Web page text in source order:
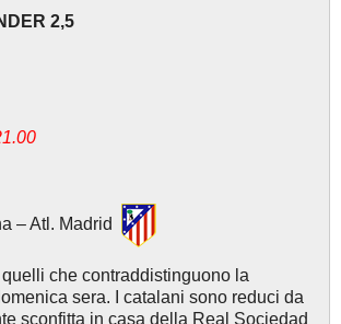
2,5
– Atl. Madrid
quelli che contraddistinguono la
sera. I catalani sono reduci da
sconfitta in casa della Real Sociedad